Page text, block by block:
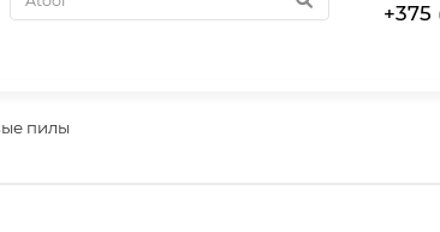
+375
пилы